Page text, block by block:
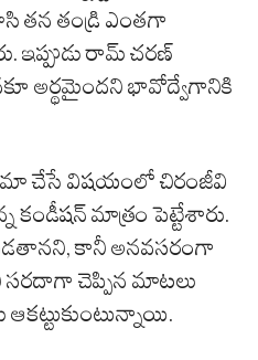
తన తండ్రి ఎంతగా
ఇప్పుడు రామ్ చరణ్
అర్థమైందని భావోద్వేగానికి
చేసే విషయంలో చిరంజీవి
కండీషన్ మాత్రం పెట్టేశారు.
కానీ అనవసరంగా
సరదాగా చెప్పిన మాటలు